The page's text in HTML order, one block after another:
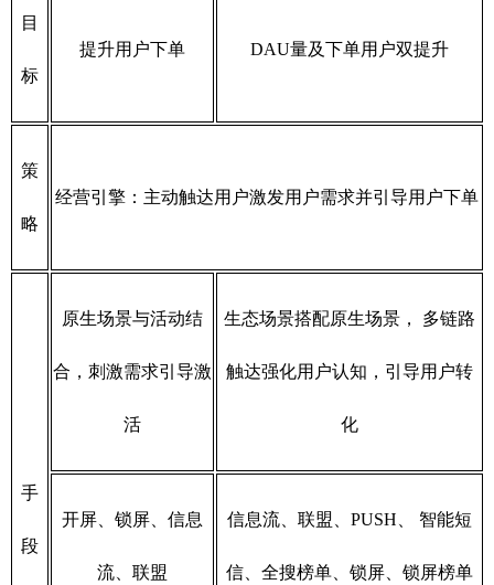
目
标
提升用户下单 DAU量及下单用户双提升
策
略
经营引擎：主动触达用户激发用户需求并引导用户下单
手
段
原生场景与活动结
合，刺激需求引导激
活
生态场景搭配原生场景， 多链路
触达强化用户认知，引导用户转
化
开屏、锁屏、信息
流、联盟
信息流、联盟、PUSH、 智能短
信、全搜榜单、锁屏、锁屏榜单